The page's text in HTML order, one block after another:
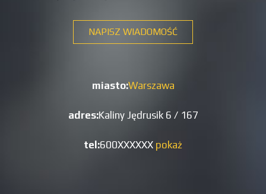
NAPISZ WIADOMOŚĆ
miasto:Warszawa
adres:Kaliny Jędrusik 6 / 167
tel:600XXXXXX pokaż